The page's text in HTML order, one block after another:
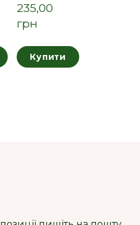
235,00
грн
Купити